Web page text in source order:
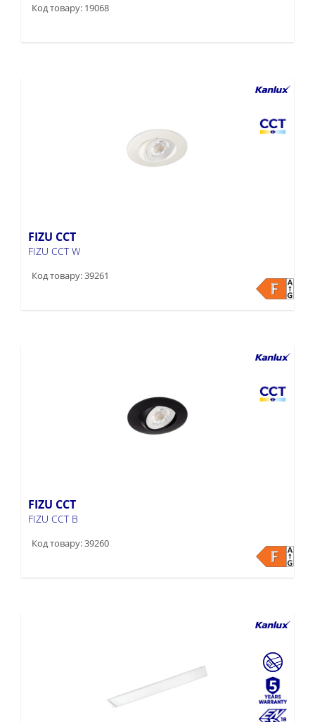
Код товару: 19068
FIZU CCT
FIZU CCT W
Код товару: 39261
FIZU CCT
FIZU CCT B
Код товару: 39260